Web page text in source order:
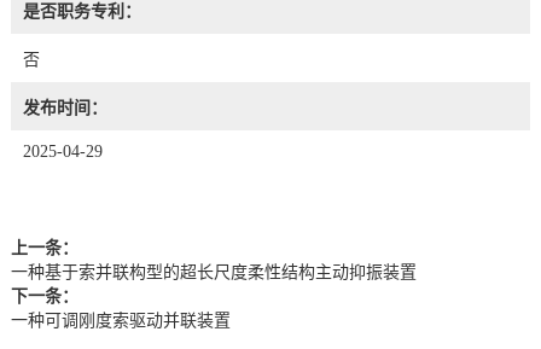
是否职务专利：
否
发布时间：
2025-04-29
上一条：
一种基于索并联构型的超长尺度柔性结构主动抑振装置
下一条：
一种可调刚度索驱动并联装置